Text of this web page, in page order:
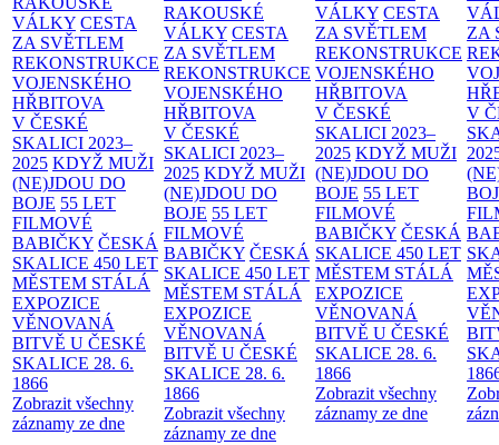
VÁLKY CESTA
ZA SVĚTLEM
REKONSTRUKCE
VOJENSKÉHO
HŘBITOVA
V ČESKÉ
SKALICI 2023–
2025 KDYŽ MUŽI
(NE)JDOU DO
BOJE 55 LET
FILMOVÉ
BABIČKY ČESKÁ
SKALICE 450 LET
MĚSTEM STÁLÁ
EXPOZICE
VĚNOVANÁ
BITVĚ U ČESKÉ
SKALICE 28. 6.
1866
Zobrazit všechny
záznamy ze dne
RAKOUSKÉ
VÁLKY CESTA
ZA SVĚTLEM
REKONSTRUKCE
VOJENSKÉHO
HŘBITOVA
V ČESKÉ
SKALICI 2023–
2025 KDYŽ MUŽI
(NE)JDOU DO
BOJE 55 LET
FILMOVÉ
BABIČKY ČESKÁ
SKALICE 450 LET
MĚSTEM STÁLÁ
EXPOZICE
VĚNOVANÁ
BITVĚ U ČESKÉ
SKALICE 28. 6.
1866
Zobrazit všechny
záznamy ze dne
VÁLKY CESTA
ZA SVĚTLEM
REKONSTRUKCE
VOJENSKÉHO
HŘBITOVA
V ČESKÉ
SKALICI 2023–
2025 KDYŽ MUŽI
(NE)JDOU DO
BOJE 55 LET
FILMOVÉ
BABIČKY ČESKÁ
SKALICE 450 LET
MĚSTEM STÁLÁ
EXPOZICE
VĚNOVANÁ
BITVĚ U ČESKÉ
SKALICE 28. 6.
1866
Zobrazit všechny
záznamy ze dne
ZA
V